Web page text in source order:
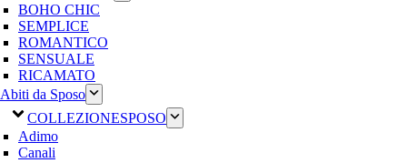
BOHO CHIC
SEMPLICE
ROMANTICO
SENSUALE
RICAMATO
Abiti da Sposo
COLLEZIONESPOSO
Adimo
Canali